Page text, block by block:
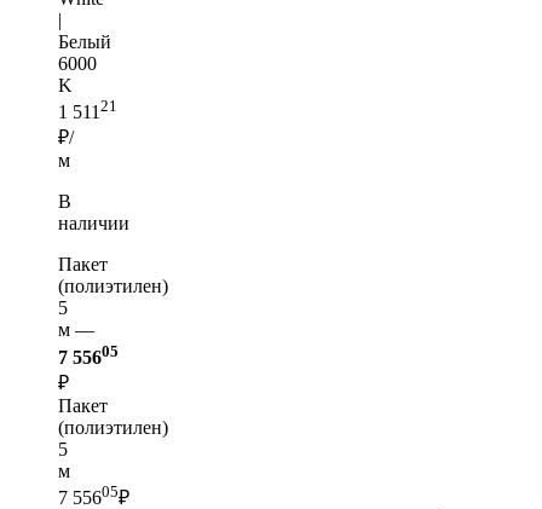
|
Белый
6000
K
1 511 21
₽/
м
В
наличии
Пакет
(полиэтилен)
5
м —
7 55605
₽
Пакет
(полиэтилен)
5
м
7 55605₽